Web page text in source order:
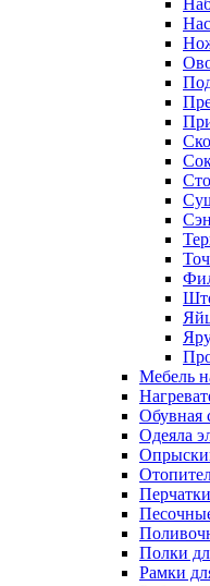
Мебель
Обувная
Одеяла
Перчатки
Полки
Рамки